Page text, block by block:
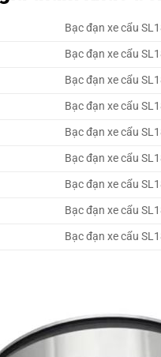
Bạc đạn xe cẩu
Bạc đạn xe cẩu
Bạc đạn xe cẩu
Bạc đạn xe cẩu
Bạc đạn xe cẩu
Bạc đạn xe cẩu
Bạc đạn xe cẩu
Bạc đạn xe cẩu
Bạc đạn xe cẩu